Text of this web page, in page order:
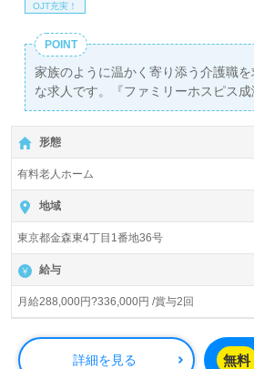
OJT充実！
POINT
家族のように温かく寄り添う介護職
な求人です。『ファミリーホスピス
給288,000円から336,000円と高水準
回の賞与も支給されます。このホス
える患者様に特化した医療対応型の施
名と少人数制です。これにより、利用
して深い関わりを持ち、心温まる介
能です。
看護助手や介護職の経験がある方を歓
スでの経験は不問です。新しい環境で
活かしたい方、また利用者様やその
という想いを持つ方には、特に魅力的
さらに、全国規模での求人情報を提
では、転職相談や求人紹介、年収交
形態
有料老人ホーム
地域
東京都金森東4丁目1番地36号
給与
月給288,000円?336,000円 /賞与2回
詳細を見る 無料